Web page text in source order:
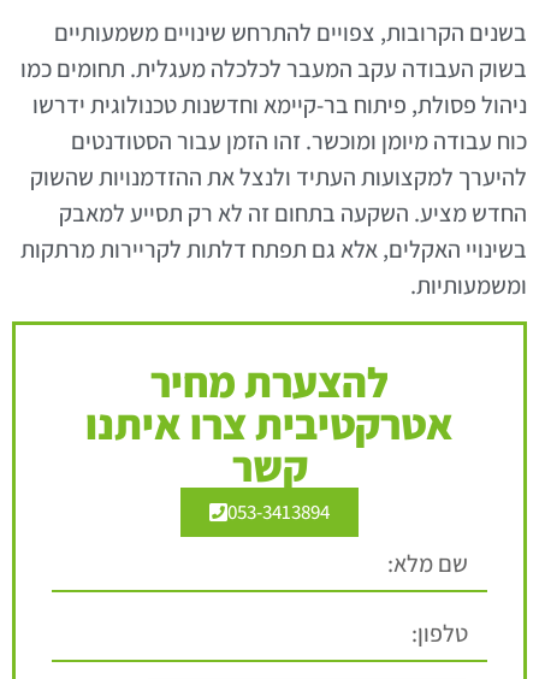
בשנים הקרובות, צפויים להתרחש שינויים משמעותיים
בשוק העבודה עקב המעבר לכלכלה מעגלית. תחומים כמו
ניהול פסולת, פיתוח בר-קיימא וחדשנות טכנולוגית ידרשו
כוח עבודה מיומן ומוכשר. זהו הזמן עבור הסטודנטים
להיערך למקצועות העתיד ולנצל את ההזדמנויות שהשוק
החדש מציע. השקעה בתחום זה לא רק תסייע למאבק
בשינויי האקלים, אלא גם תפתח דלתות לקריירות מרתקות
ומשמעותיות.
להצערת מחיר
אטרקטיבית צרו איתנו
קשר
053-3413894